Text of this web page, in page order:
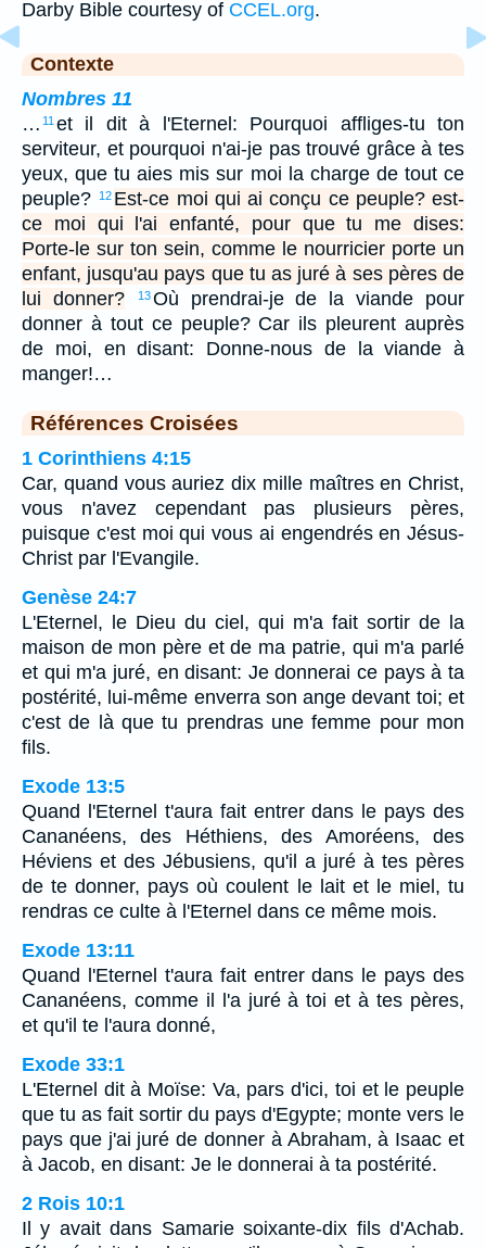
Darby Bible courtesy of CCEL.org.
Contexte
Nombres 11
… 11 et il dit à l'Eternel: Pourquoi affliges-tu ton
serviteur, et pourquoi n'ai-je pas trouvé grâce à tes
yeux, que tu aies mis sur moi la charge de tout ce
peuple?
12 Est-ce moi qui ai conçu ce peuple? est-
ce moi qui l'ai enfanté, pour que tu me dises:
Porte-le sur ton sein, comme le nourricier porte un
enfant, jusqu'au pays que tu as juré à ses pères de
lui donner?
13Où prendrai-je de la viande pour
donner à tout ce peuple? Car ils pleurent auprès
de moi, en disant: Donne-nous de la viande à
manger!…
Références Croisées
1 Corinthiens 4:15
Car, quand vous auriez dix mille maîtres en Christ,
vous n'avez cependant pas plusieurs pères,
puisque c'est moi qui vous ai engendrés en Jésus-
Christ par l'Evangile.
Genèse 24:7
L'Eternel, le Dieu du ciel, qui m'a fait sortir de la
maison de mon père et de ma patrie, qui m'a parlé
et qui m'a juré, en disant: Je donnerai ce pays à ta
postérité, lui-même enverra son ange devant toi; et
c'est de là que tu prendras une femme pour mon
fils.
Exode 13:5
Quand l'Eternel t'aura fait entrer dans le pays des
Cananéens, des Héthiens, des Amoréens, des
Héviens et des Jébusiens, qu'il a juré à tes pères
de te donner, pays où coulent le lait et le miel, tu
rendras ce culte à l'Eternel dans ce même mois.
Exode 13:11
Quand l'Eternel t'aura fait entrer dans le pays des
Cananéens, comme il l'a juré à toi et à tes pères,
et qu'il te l'aura donné,
Exode 33:1
L'Eternel dit à Moïse: Va, pars d'ici, toi et le peuple
que tu as fait sortir du pays d'Egypte; monte vers le
pays que j'ai juré de donner à Abraham, à Isaac et
à Jacob, en disant: Je le donnerai à ta postérité.
2 Rois 10:1
Il y avait dans Samarie soixante-dix fils d'Achab.